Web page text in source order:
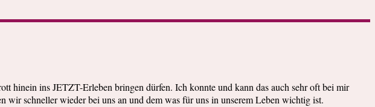
hinein ins JETZT-Erleben bringen dürfen. Ich konnte und kann das auch sehr oft bei mir
schneller wieder bei uns an und dem was für uns in unserem Leben wichtig ist.